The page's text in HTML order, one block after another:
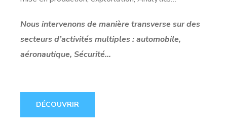
Nous intervenons de manière transverse sur des
secteurs d’activités multiples : automobile,
aéronautique, Sécurité…
DÉCOUVRIR